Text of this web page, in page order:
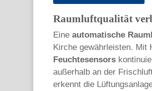
Raumluftqualität
Eineautomatische
Kirche gewährleisten. Mit
Feuchtesensors
außerhalb an der
erkennt die